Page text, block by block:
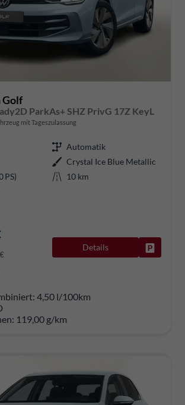
Golf
ParkAs+ SHZ PrivG 17Z KeyL
mit Tageszulassung
Automatik
Crystal Ice Blue Metallic
PS)
10 km
Details
4,50 l/100km
119,00 g/km